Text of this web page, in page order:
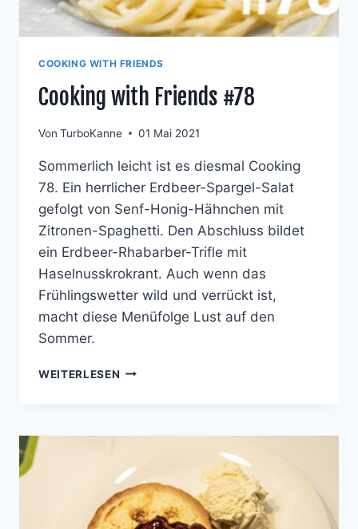
COOKING WITH FRIENDS
Cooking with Friends #78
Von TurboKanne 01 Mai 2021
Sommerlich leicht ist es diesmal Cooking
78. Ein herrlicher Erdbeer-Spargel-Salat
gefolgt von Senf-Honig-Hähnchen mit
Zitronen-Spaghetti. Den Abschluss bildet
ein Erdbeer-Rhabarber-Trifle mit
Haselnusskrokrant. Auch wenn das
Frühlingswetter wild und verrückt ist,
macht diese Menüfolge Lust auf den
Sommer.
WEITERLESEN COOKING